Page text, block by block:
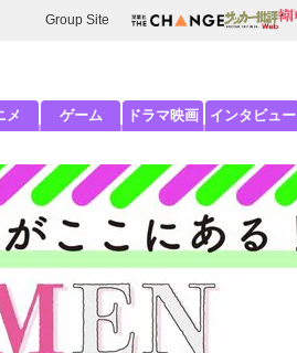
Group Site
メ ゲーム ドラマ映画 インタビュー